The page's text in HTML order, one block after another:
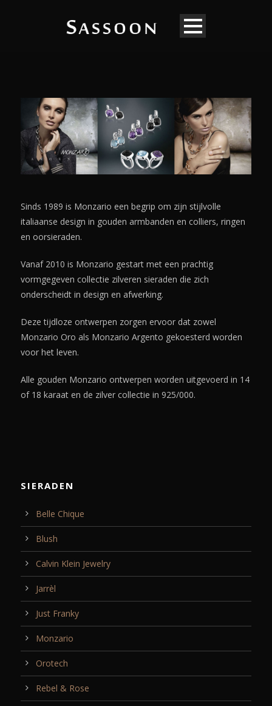
Sinds 1989 is Monzario een begrip om zijn stijlvolle
italiaanse design in gouden armbanden en colliers, ringen
en oorsieraden.
Vanaf 2010 is Monzario gestart met een prachtig
vormgegeven collectie zilveren sieraden die zich
onderscheidt in design en afwerking.
Deze tijdloze ontwerpen zorgen ervoor dat zowel
Monzario Oro als Monzario Argento gekoesterd worden
voor het leven.
Alle gouden Monzario ontwerpen worden uitgevoerd in 14
of 18 karaat en de zilver collectie in 925/000.
SIERADEN
Belle Chique
Blush
Calvin Klein Jewelry
Jarrèl
Just Franky
Monzario
Orotech
Rebel & Rose